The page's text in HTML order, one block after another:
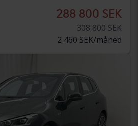
288 800 SEK
308 800 SEK
2 460 SEK/måned